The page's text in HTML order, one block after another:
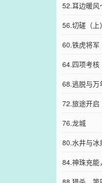
52.耳边暖风
56.切磋（上）
60.铁虎将军
64.四项考核
68.逃脱与万
72.旅途开启
76.龙城
80.水井与冰
84.神珠充能